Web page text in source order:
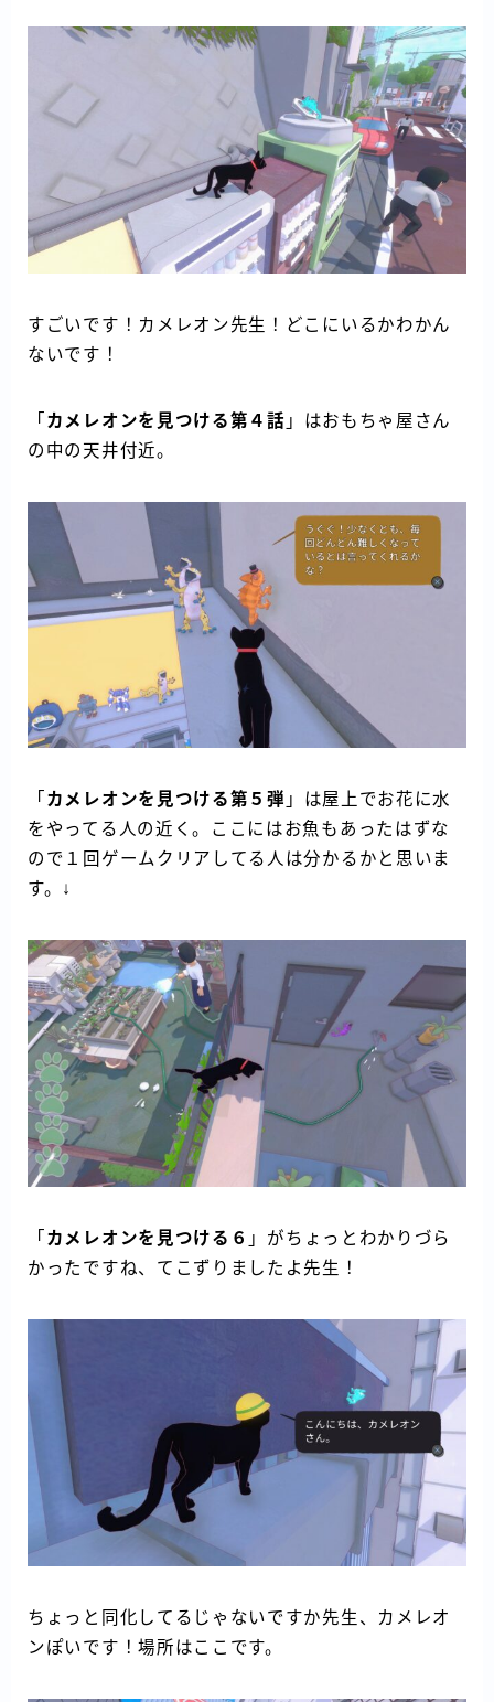
すごいです！カメレオン先生！どこにいるかわかん
ないです！
「 カメレオンを見つける第４話 」はおもちゃ屋さん
の中の天井付近。
「 カメレオンを見つける第５弾 」は屋上でお花に水
をやってる人の近く。ここにはお魚もあったはずな
ので１回ゲームクリアしてる人は分かるかと思いま
す。↓
「 カメレオンを見つける６ 」がちょっとわかりづら
かったですね、てこずりましたよ先生！
ちょっと同化してるじゃないですか先生、カメレオ
ンぽいです！場所はここです。